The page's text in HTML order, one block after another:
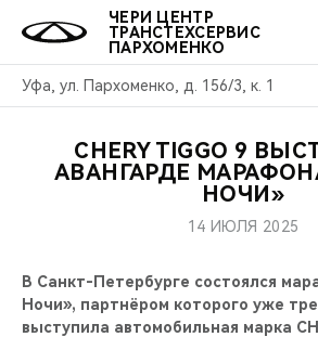
ЧЕРИ ЦЕНТР
ТРАНСТЕХСЕРВИС
ПАРХОМЕНКО
Уфа, ул. Пархоменко, д. 156/3, к. 1
МОДЕЛИ
КРОССОВЕРЫ
ПОКУПАТЕЛЯМ
ВЛАДЕЛЬЦАМ
ПОДДЕРЖКА
МИР CHERY
CHERY В СОЦСЕТЯХ
АКЦИИ
ОНЛАЙН
О КОМПАНИИ
CHERY TIGGO 9
АВАНГАРДЕ
НОЧИ»
14 ИЮЛЯ 2025
В Санкт-Петербурге состоялся
Ночи», партнёром которого уже
выступила автомобильная марка